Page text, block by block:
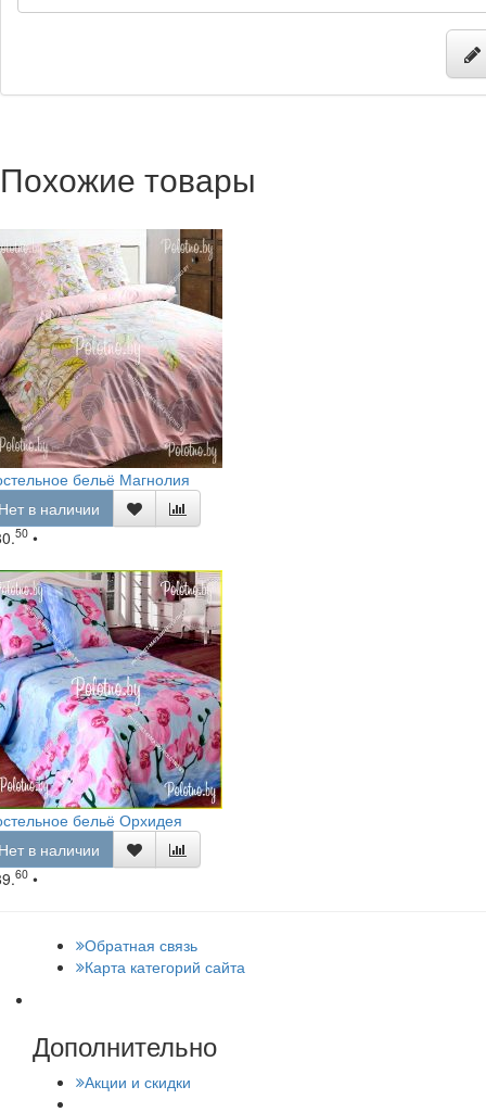
Похожие товары
бельё Магнолия
в наличии
50 •
бельё Орхидея
в наличии
60 •
Обратная связь
Карта категорий сайта
Дополнительно
Акции и скидки